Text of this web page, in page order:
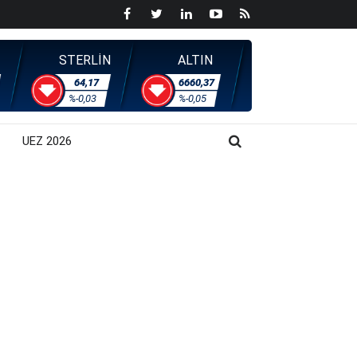
STERLİN
64,17
%-0,03
ALTIN
6660,37
%-0,05
UEZ 2026